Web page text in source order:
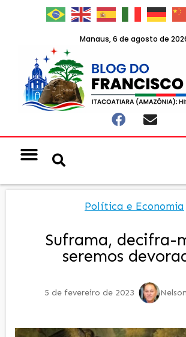
Manaus, 6 de agosto de
Política e Economia
Suframa, decifra-
seremos
5 de fevereiro de 2023